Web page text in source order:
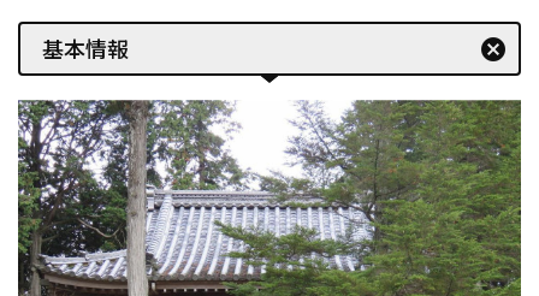
基本情報 cancel